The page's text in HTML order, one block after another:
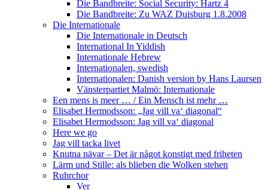
Die Bandbreite: Social Security: Hartz 4
Die Bandbreite: Zu WAZ Duisburg 1.8.2008
Die Internationale
Die Internationale in Deutsch
International In Yiddish
Internationale Hebrew
Internationalen, swedish
Internationalen: Danish version by Hans Laursen
Vänsterpartiet Malmö: Internationale
Een mens is meer … / Ein Mensch ist mehr …
Elisabet Hermodsson: „Jag vill va‘ diagonal“
Elisabet Hermodsson: Jag vill va‘ diagonal
Here we go
Jag vill tacka livet
Knutna nävar – Det är något konstigt med friheten
Lärm und Stille: als blieben die Wolken stehen
Ruhrchor
Ver